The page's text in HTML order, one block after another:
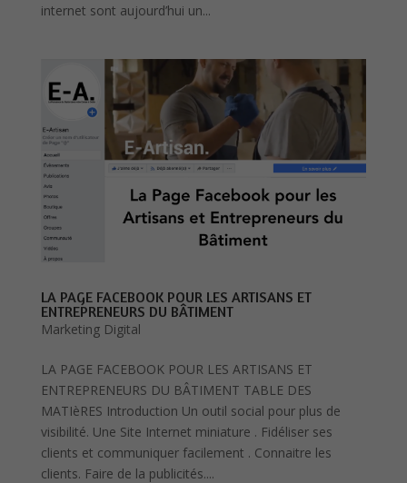
internet sont aujourd’hui un...
LA PAGE FACEBOOK POUR LES ARTISANS ET
ENTREPRENEURS DU BÂTIMENT
Marketing Digital
LA PAGE FACEBOOK POUR LES ARTISANS ET
ENTREPRENEURS DU BÂTIMENT TABLE DES
MATIèRES Introduction Un outil social pour plus de
visibilité. Une Site Internet miniature . Fidéliser ses
clients et communiquer facilement . Connaitre les
clients. Faire de la publicités....